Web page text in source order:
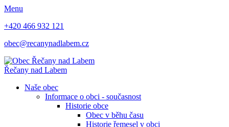
Menu
+420 466 932 121
obec@recanynadlabem.cz
Řečany nad Labem
Naše obec
Informace o obci - současnost
Historie obce
Obec v běhu času
Historie řemesel v obci